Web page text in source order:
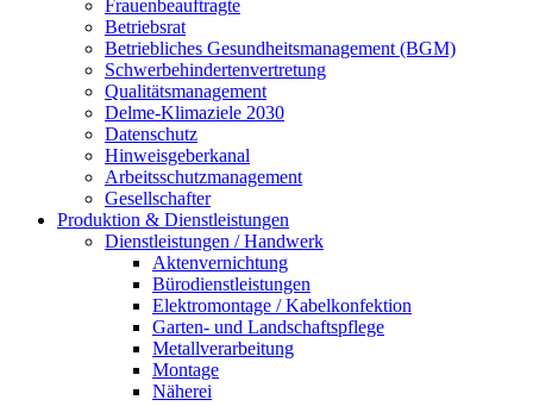
Frauenbeauftragte
Betriebsrat
Betriebliches Gesundheitsmanagement (BGM)
Schwerbehindertenvertretung
Qualitätsmanagement
Delme-Klimaziele 2030
Datenschutz
Hinweisgeberkanal
Arbeitsschutzmanagement
Gesellschafter
Produktion & Dienstleistungen
Dienstleistungen / Handwerk
Aktenvernichtung
Bürodienstleistungen
Elektromontage / Kabelkonfektion
Garten- und Landschaftspflege
Metallverarbeitung
Montage
Näherei